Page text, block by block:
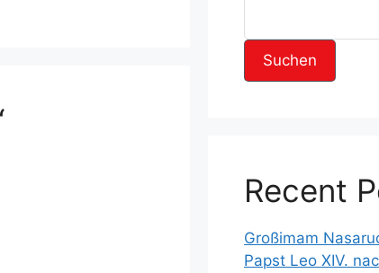
Suchen
Recent
Großimam
Papst Leo XIV.